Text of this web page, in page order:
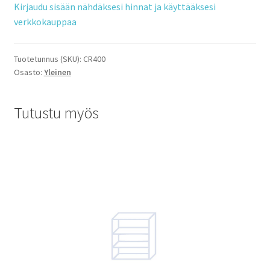
Kirjaudu sisään nähdäksesi hinnat ja käyttääksesi
verkkokauppaa
Tuotetunnus (SKU): CR400
Osasto: Yleinen
Tutustu myös